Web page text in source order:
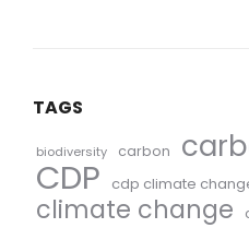
TAGS
biodiversity carbon
CDP cdp climate
climate change